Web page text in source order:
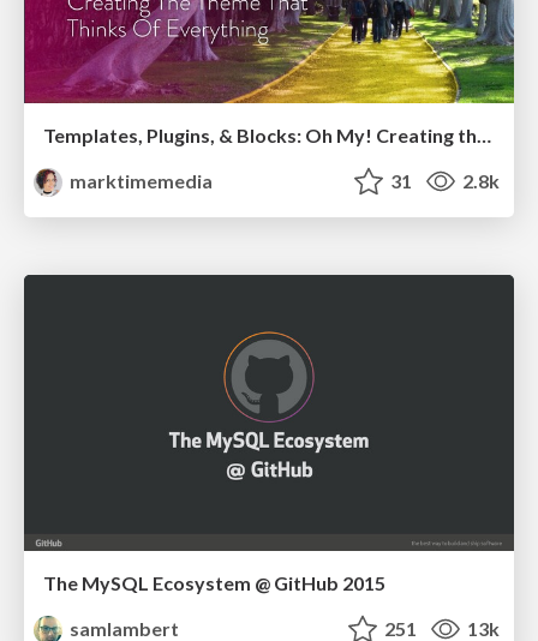
Templates, Plugins, & Blocks: Oh My! Creating the theme that thinks of everything
marktimemedia
31 2.8k
The MySQL Ecosystem @ GitHub 2015
samlambert
251 13k